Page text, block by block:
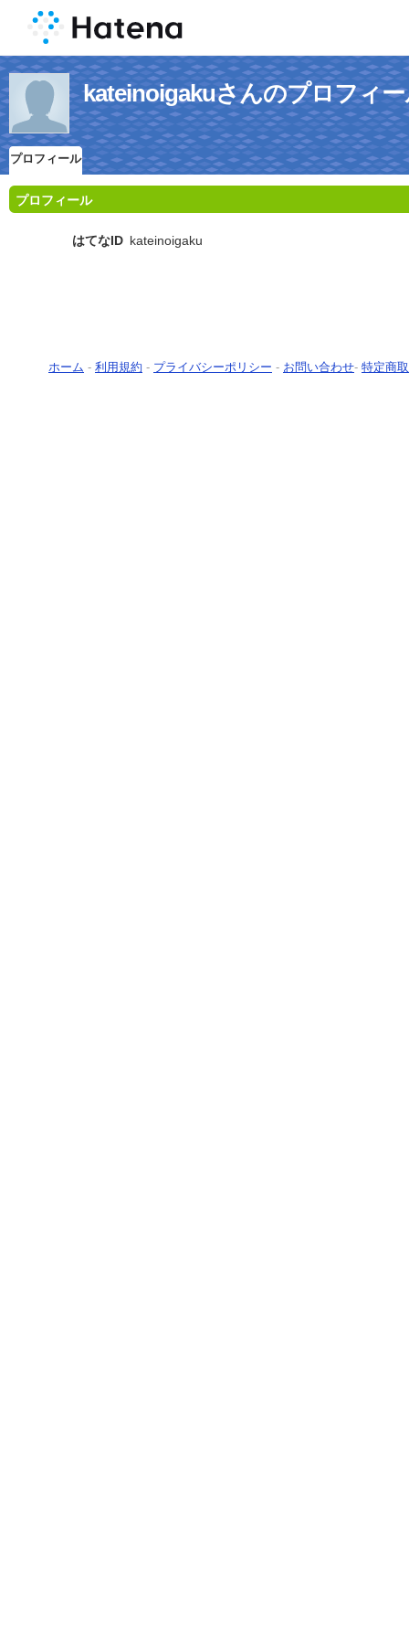
kateinoigakuさんのプロフィ
プロフィール
プロフィール
はてなID kateinoigaku
ホーム - 利用規約 - プライバシーポリシー - お問い合わせ- 特定商